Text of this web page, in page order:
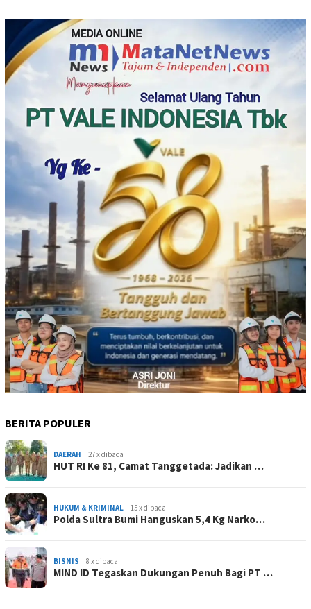
BERITA POPULER
DAERAH 27 x dibaca
HUT RI Ke 81, Camat Tanggetada: Jadikan …
HUKUM & KRIMINAL 15 x dibaca
Polda Sultra Bumi Hanguskan 5,4 Kg Narko…
BISNIS 8 x dibaca
MIND ID Tegaskan Dukungan Penuh Bagi PT …